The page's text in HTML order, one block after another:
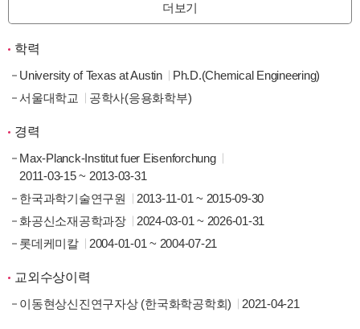
더보기
학력
University of Texas at Austin
Ph.D.(Chemical Engineering)
서울대학교
공학사(응용화학부)
경력
Max-Planck-Institut fuer Eisenforchung
2011-03-15 ~ 2013-03-31
한국과학기술연구원
2013-11-01 ~ 2015-09-30
화공신소재공학과장
2024-03-01 ~ 2026-01-31
롯데케미칼
2004-01-01 ~ 2004-07-21
교외수상이력
이동현상신진연구자상 (한국화학공학회)
2021-04-21